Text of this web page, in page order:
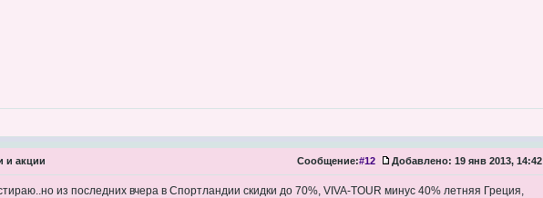
и акции Сообщение:#12 Добавлено: 19 янв 2013, 14:42
из последних вчера в Спортландии скидки до 70%, VIVA-TOUR минус 40% летняя Греция,